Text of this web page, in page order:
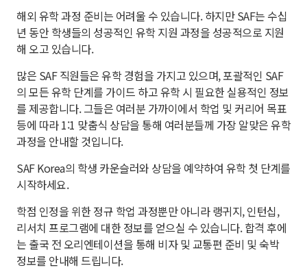
해외 유학 과정 준비는 어려울 수 있습니다. 하지만 SAF는 수십
년 동안 학생들의 성공적인 유학 지원 과정을 성공적으로 지원
해 오고 있습니다.
많은 SAF 직원들은 유학 경험을 가지고 있으며, 포괄적인 SAF
의 모든 유학 단계를 가이드 하고 유학 시 필요한 실용적인 정보
를 제공합니다. 그들은 여러분 가까이에서 학업 및 커리어 목표
등에 따라 1:1 맞춤식 상담을 통해 여러분들께 가장 알맞은 유학
과정을 안내할 것입니다.
SAF Korea의 학생 카운슬러와 상담을 예약하여 유학 첫 단계를
시작하세요.
학점 인정을 위한 정규 학업 과정뿐만 아니라 랭귀지, 인턴십,
리서치 프로그램에 대한 정보를 얻으실 수 있습니다. 합격 후에
는 출국 전 오리엔테이션을 통해 비자 및 교통편 준비 및 숙박
정보를 안내해 드립니다.